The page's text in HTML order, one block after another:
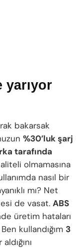
yarıyor
bakarsak
%30’luk şarj
tarafında
olmamasına
nasıl bir
mı? Net
de vasat. ABS
üretim hataları
kullandığım 3